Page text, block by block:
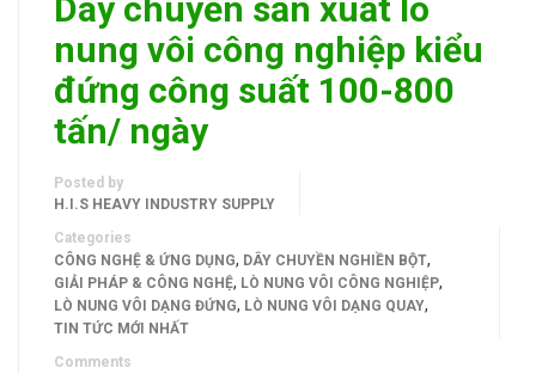
Dây chuyền sản xuất lò
nung vôi công nghiệp kiểu
đứng công suất 100-800
tấn/ ngày
Posted by
H.I.S HEAVY INDUSTRY SUPPLY
Categories
CÔNG NGHỆ & ỨNG DỤNG, DÂY CHUYỀN NGHIỀN BỘT,
GIẢI PHÁP & CÔNG NGHỆ, LÒ NUNG VÔI CÔNG NGHIỆP,
LÒ NUNG VÔI DẠNG ĐỨNG, LÒ NUNG VÔI DẠNG QUAY,
TIN TỨC MỚI NHẤT
Comments